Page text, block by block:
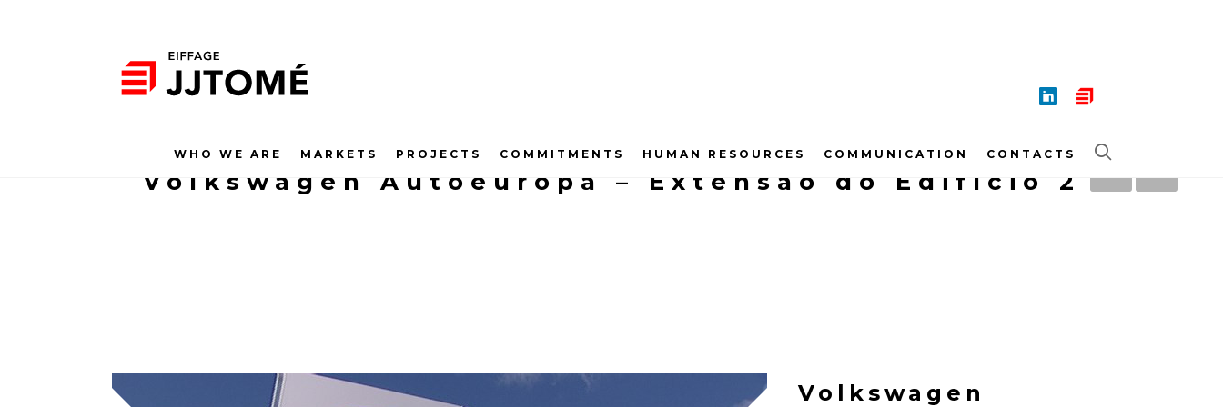
WHO WE ARE MARKETS PROJECTS COMMITMENTS HUMAN RESOURCES COMMUNICATION CONTACTS
Volkswagen Autoeuropa – Extensão do Edifício 2
Volkswagen